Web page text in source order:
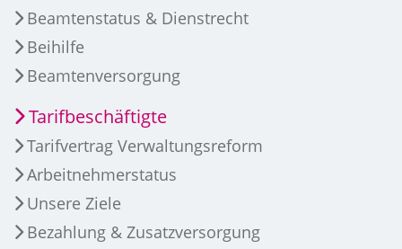
Beamtenstatus & Dienstrecht
Beihilfe
Beamtenversorgung
Tarifbeschäftigte
Tarifvertrag Verwaltungsreform
Arbeitnehmerstatus
Unsere Ziele
Bezahlung & Zusatzversorgung